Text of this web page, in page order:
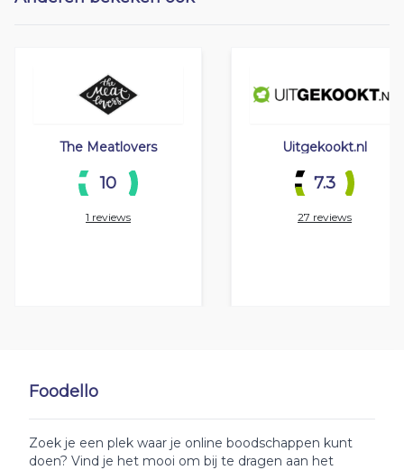
Foodello
Zoek je een plek waar je online boodschappen kunt
doen? Vind je het mooi om bij te dragen aan het
The Meatlovers
10
1 reviews
Uitgekookt.nl
7.3
27 reviews